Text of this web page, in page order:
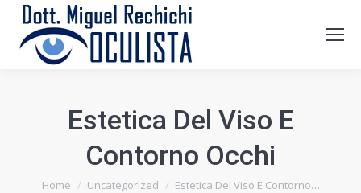
Estetica Del Viso E
Contorno Occhi
Tu sei qui:
Home Uncategorized Estetica Del Viso E Contorno…